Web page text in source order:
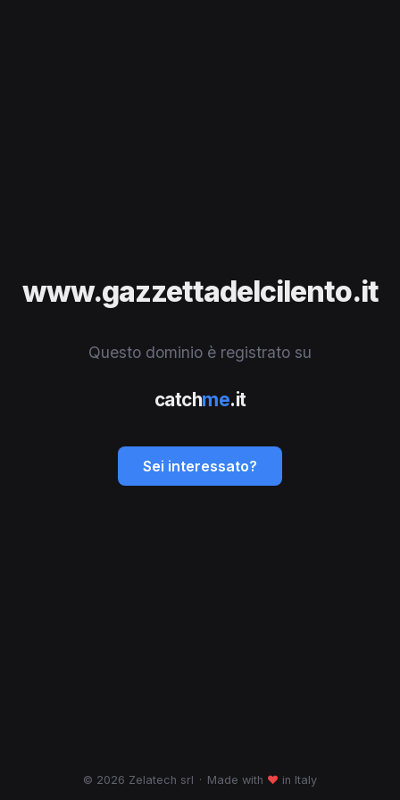
www.gazzettadelcilento.it
Questo dominio è registrato su
catchme.it
Sei interessato?
© 2026 Zelatech srl · Made with ♥ in Italy